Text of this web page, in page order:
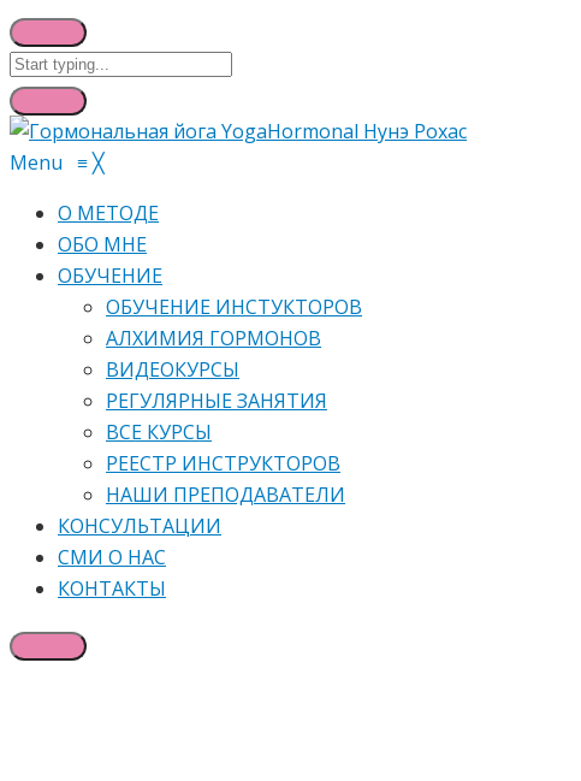
Menu ≡╳
О МЕТОДЕ
ОБО МНЕ
ОБУЧЕНИЕ
ОБУЧЕНИЕ ИНСТУКТОРОВ
АЛХИМИЯ ГОРМОНОВ
ВИДЕОКУРСЫ
РЕГУЛЯРНЫЕ ЗАНЯТИЯ
ВСЕ КУРСЫ
РЕЕСТР ИНСТРУКТОРОВ
НАШИ ПРЕПОДАВАТЕЛИ
КОНСУЛЬТАЦИИ
СМИ О НАС
КОНТАКТЫ